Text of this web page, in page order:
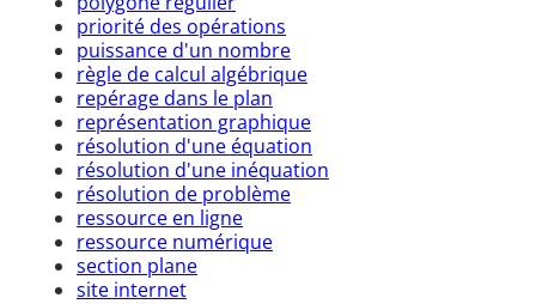
priorité des opérations
puissance d'un nombre
règle de calcul algébrique
repérage dans le plan
représentation graphique
résolution d'une équation
résolution d'une inéquation
résolution de problème
ressource en ligne
ressource numérique
section plane
site internet